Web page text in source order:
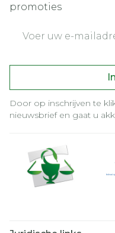
promoties
Door op inschrijven te
nieuwsbrief en gaat u